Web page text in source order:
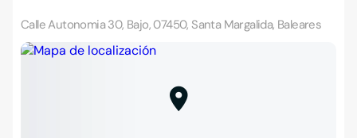
Calle Autonomia 30, Bajo, 07450, Santa Margalida, Baleares